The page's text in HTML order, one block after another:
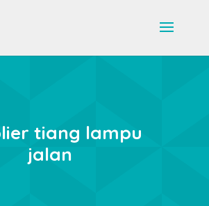
tiang lampu
jalan